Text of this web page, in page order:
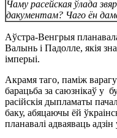
Чаму расейская ўлада
дакументам? Чаго ён
Аўстра-Венгрыя
Валынь і Падолле, якія
імперыі.
Акрамя таго, паміж
барацьба за саюзнікаў у
расійскія дыпламаты
баку, абяцаючы ёй
планавалі адваяваць адзін